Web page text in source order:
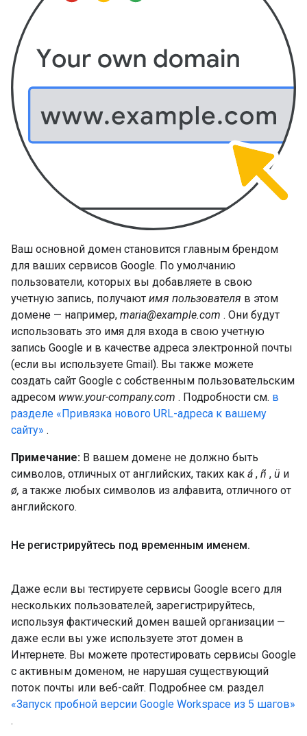
Ваш основной домен становится главным брендом
для ваших сервисов Google. По умолчанию
пользователи, которых вы добавляете в свою
учетную запись, получают имя пользователя в этом
домене — например, maria@example.com . Они будут
использовать это имя для входа в свою учетную
запись Google и в качестве адреса электронной почты
(если вы используете Gmail). Вы также можете
создать сайт Google с собственным пользовательским
адресом www.your-company.com . Подробности см. в
разделе «Привязка нового URL-адреса к вашему
сайту» .
Примечание: В вашем домене не должно быть
символов, отличных от английских, таких как á , ñ , ü и
ø, а также любых символов из алфавита, отличного от
английского.
Не регистрируйтесь под временным именем.
Даже если вы тестируете сервисы Google всего для
нескольких пользователей, зарегистрируйтесь,
используя фактический домен вашей организации —
даже если вы уже используете этот домен в
Интернете. Вы можете протестировать сервисы Google
с активным доменом, не нарушая существующий
поток почты или веб-сайт. Подробнее см. раздел
«Запуск пробной версии Google Workspace из 5 шагов»
.